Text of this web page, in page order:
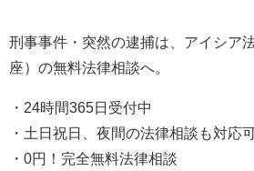
刑事事件・突然の逮捕は、アイシア
座）の無料法律相談へ。
・24時間365日受付中
・土日祝日、夜間の法律相談も対応
・0円！完全無料法律相談